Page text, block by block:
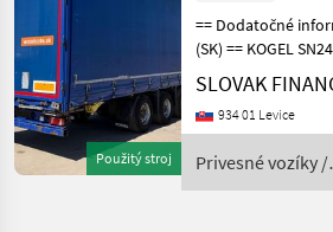
Použitý stroj
== Dodatočné
(SK) == KOGEL SN24
LOWDECK MULDA
trojstranka s
zvitky r.v. 01/2016,
náprava, vnútorná výška-
3m, muld
SLOVAK
934 01 Levice
Privesné vozíky /
Kögel